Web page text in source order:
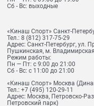
Сб - Вс: выходные
«Кинаш Спорт» Санкт-
Тел.: 8 (812) 317-75-29
Адрес: Санкт-Петербург, ул.
Пушкинская, м.
Режим работы:
Пн — Пт: с 9:00 до 21:00
Сб - Вс: с 11:00 до 21:00
«Кинаш Спорт» Москва
Тел.: +7 (495) 120-29-11
Адрес: Москва, Петровско-
Петровский парк)